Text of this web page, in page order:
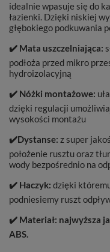
idealnie wpasuje się do
łazienki. Dzięki niskiej
głębokiego podkuwania
✔️ Mata uszczelniająca:
podłoża przed mikro
hydroizolacyjną
✔️ Nóżki montażowe:
dzięki regulacji
wysokości montażu
✔️Dystanse: z super
położenie rusztu oraz
wody bezpośrednio na
✔️ Haczyk: dzięki
podniesiemy ruszt
✔️ Materiał: najwyższa
ABS.